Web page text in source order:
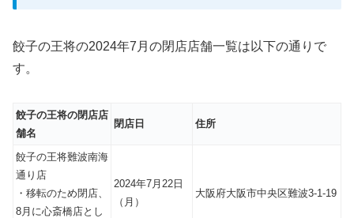
餃子の王将の2024年7月の閉店店舗一覧は以下の通りで
す。
餃子の王将の閉店店
舗名
閉店日 住所
餃子の王将難波南海
通り店
・移転のため閉店、
8月に心斎橋店とし
2024年7月22日
（月）
大阪府大阪市中央区難波3-1-19